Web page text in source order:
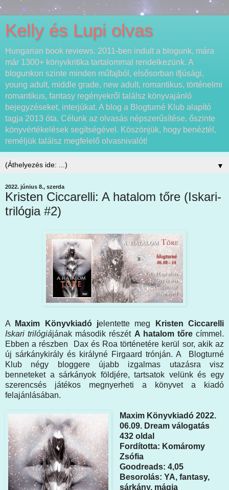
Kelly és Lupi olvas
Hungarian book reviews. 2011-ben indult a blogunk, mára
már 1300+ könyvkritika tartalommal rendelkezünk. A
blogunkon szinte minden műfajból, elsősorban ifjúsági,
young adult, middle grade, new adult, romantikus, történelmi
romantikus, fantasy regényekről találsz könyvajánló
bejegyzéseket, interjúkat. A blog a Blogturné Klub alapító
tagja 2013 óta. Célunk az olvasás népszerűsítése, őszinte
könyvértékelések segítségével. Köszönjük, hogy benéztél,
reméljük találsz megfelelő olvasnivalót!
▼
2022. június 8., szerda
Kristen Ciccarelli: A hatalom tőre (Iskari-
trilógia #2)
A Maxim Könyvkiadó jelentette meg
Kristen Ciccarelli
Iskari trilógiájának második részét A hatalom tőrecímmel.
Ebben a részben Dax és Roa történetére kerül sor, akik az
új sárkánykirály és királyné Firgaard trónján. A Blogturné
Klub négy bloggere újabb izgalmas utazásra visz
benneteket a sárkányok földjére, tartsatok velünk és egy
szerencsés játékos megnyerheti a könyvet a kiadó
felajánlásában.
Maxim Könyvkiadó 2022.
06.09. Dream válogatás
432 oldal
Fordította: Komáromy
Zsófia
Goodreads: 4,05
Besorolás: YA, fantasy,
sárkány, mágia